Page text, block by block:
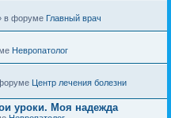
в форуме Главный врач
Невропатолог
Центр лечения болезни
уроки. Моя надежда